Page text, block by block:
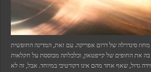
סינדרלה של דרום אפריקה. עם זאת, המדינה החופשית
בה את החופים של קייפטאון, וכלכלתה מבוססת על חקלאות
גדול, שאף אחד מהם אינו דקורטיבי במיוחד. אבל, זה לא